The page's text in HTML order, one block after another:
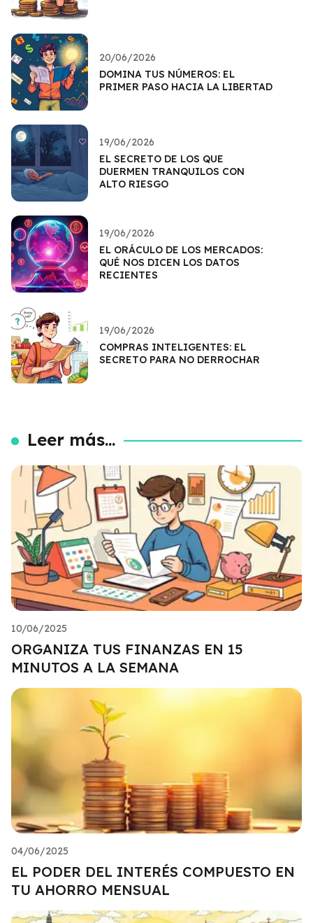
20/06/2026
DOMINA TUS NÚMEROS: EL
PRIMER PASO HACIA LA LIBERTAD
19/06/2026
EL SECRETO DE LOS QUE
DUERMEN TRANQUILOS CON
ALTO RIESGO
19/06/2026
EL ORÁCULO DE LOS MERCADOS:
QUÉ NOS DICEN LOS DATOS
RECIENTES
19/06/2026
COMPRAS INTELIGENTES: EL
SECRETO PARA NO DERROCHAR
Leer más...
10/06/2025
ORGANIZA TUS FINANZAS EN 15
MINUTOS A LA SEMANA
04/06/2025
EL PODER DEL INTERÉS COMPUESTO EN
TU AHORRO MENSUAL